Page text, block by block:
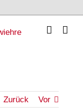
Zurück Vor